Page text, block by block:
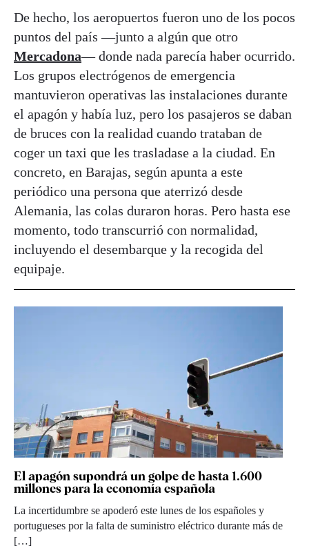
De hecho, los aeropuertos fueron uno de los pocos
puntos del país —junto a algún que otro
Mercadona— donde nada parecía haber ocurrido.
Los grupos electrógenos de emergencia
mantuvieron operativas las instalaciones durante
el apagón y había luz, pero los pasajeros se daban
de bruces con la realidad cuando trataban de
coger un taxi que les trasladase a la ciudad. En
concreto, en Barajas, según apunta a este
periódico una persona que aterrizó desde
Alemania, las colas duraron horas. Pero hasta ese
momento, todo transcurrió con normalidad,
incluyendo el desembarque y la recogida del
equipaje.
El apagón supondrá un golpe de hasta 1.600
millones para la economía española
La incertidumbre se apoderó este lunes de los españoles y
portugueses por la falta de suministro eléctrico durante más de
[…]